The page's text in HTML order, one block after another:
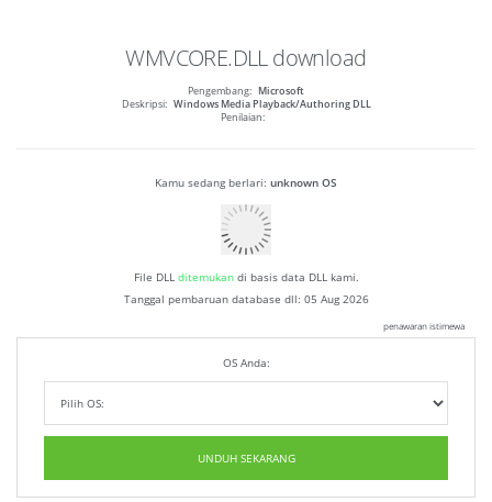
WMVCORE.DLLdownload
Pengembang: Microsoft
Deskripsi: Windows Media Playback/Authoring DLL
Penilaian:
Kamu sedang berlari: unknown OS
File DLL ditemukandi basis data DLL kami.
Tanggal pembaruan database dll: 05 Aug 2026
penawaran istimewa
OS Anda:
UNDUH SEKARANG